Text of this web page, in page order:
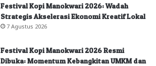
Festival Kopi Manokwari 2026: Wadah
Strategis Akselerasi Ekonomi Kreatif Lokal
7 Agustus 2026
Festival Kopi Manokwari 2026 Resmi
Dibuka: Momentum Kebangkitan UMKM dan